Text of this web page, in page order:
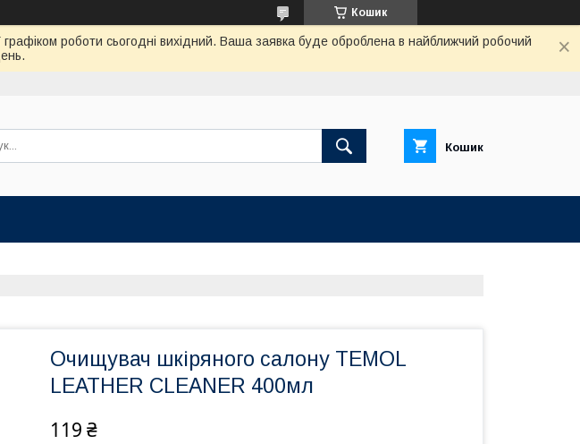
Кошик
роботи сьогодні вихідний. Ваша заявка буде оброблена в найближчий робочий
Кошик
Очищувач шкіряного салону TEMOL
LEATHER CLEANER 400мл
119 ₴